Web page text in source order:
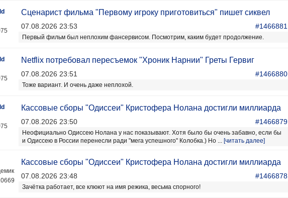
Сценарист фильма "Первому игроку приготовиться" пишет сиквел
07.08.2026 23:53 #1466881
Первый фильм был неплохим фансервисом. Посмотрим, каким будет продолжение.
Netflix потребовал пересъемок "Хроник Нарнии" Греты Гервиг
07.08.2026 23:51 #1466880
Тоже вариант. И очень даже неплохой.
Кассовые сборы "Одиссеи" Кристофера Нолана достигли миллиарда
07.08.2026 23:50 #1466879
Неофициально Одиссею Нолана у нас показывают. Хотя было бы очень забавно, если бы
и Одиссею в России перенесли ради "мега успешного" Колобка.) Но ... [читать далее]
Кассовые сборы "Одиссеи" Кристофера Нолана достигли миллиарда
07.08.2026 23:48 #1466878
Зачётка работает, все клюют на имя режика, весьма спорного!